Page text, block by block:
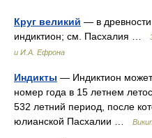
Круг великий — в древности
индиктион; см. Пасхалия …
и И.А. Ефрона
Индикты — Индиктион может
номер года в 15 летнем
532 летний период, после
юлианской Пасхалии …